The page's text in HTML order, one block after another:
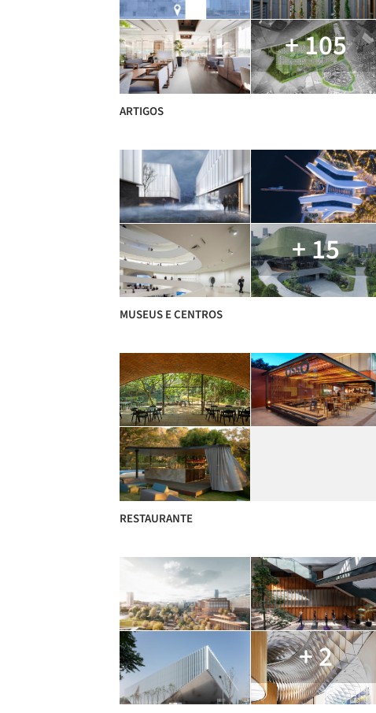
+ 105
ARTIGOS
+ 15
MUSEUS E CENTROS
RESTAURANTE
+ 2